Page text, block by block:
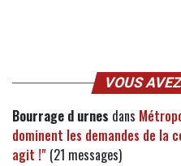
VOUS
Bourrage d urnes dans
dominent les demandes de la
agit !" (21 messages)